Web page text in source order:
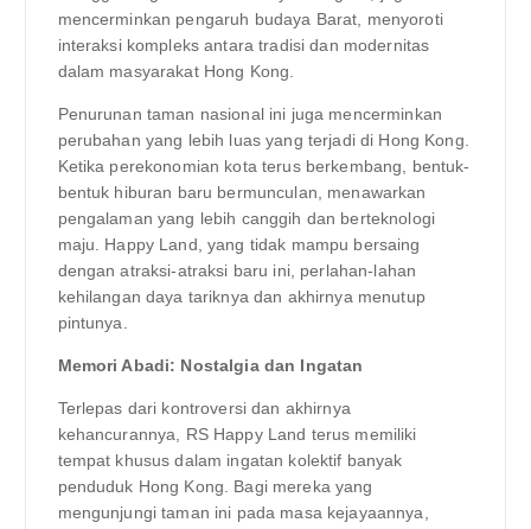
mencerminkan pengaruh budaya Barat, menyoroti
interaksi kompleks antara tradisi dan modernitas
dalam masyarakat Hong Kong.
Penurunan taman nasional ini juga mencerminkan
perubahan yang lebih luas yang terjadi di Hong Kong.
Ketika perekonomian kota terus berkembang, bentuk-
bentuk hiburan baru bermunculan, menawarkan
pengalaman yang lebih canggih dan berteknologi
maju. Happy Land, yang tidak mampu bersaing
dengan atraksi-atraksi baru ini, perlahan-lahan
kehilangan daya tariknya dan akhirnya menutup
pintunya.
Memori Abadi: Nostalgia dan Ingatan
Terlepas dari kontroversi dan akhirnya
kehancurannya, RS Happy Land terus memiliki
tempat khusus dalam ingatan kolektif banyak
penduduk Hong Kong. Bagi mereka yang
mengunjungi taman ini pada masa kejayaannya,